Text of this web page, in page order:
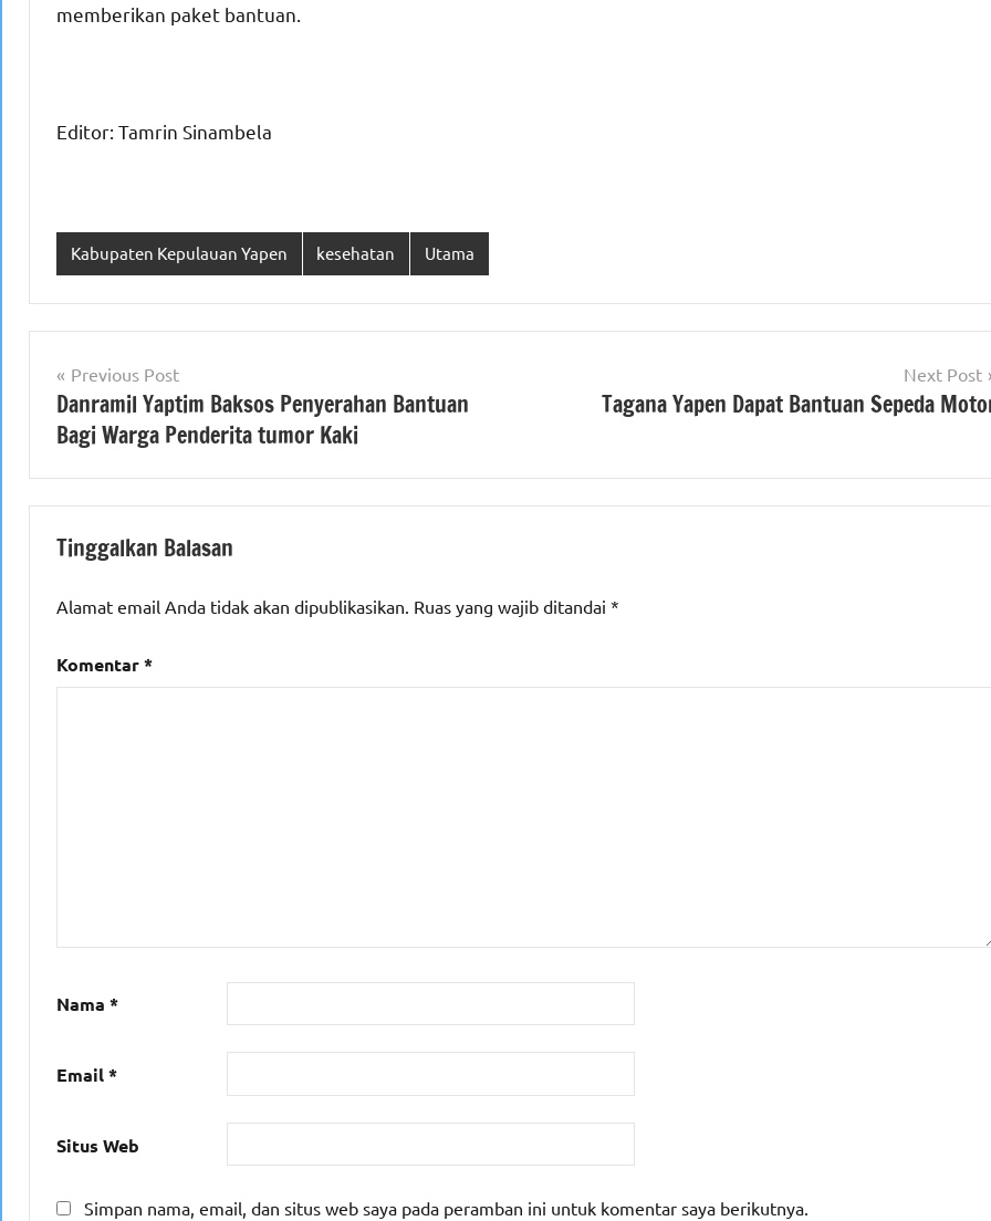
memberikan paket bantuan.
Editor: Tamrin Sinambela
Kabupaten Kepulauan Yapen kesehatan Utama
Navigasi
pos
Previous Post
Danramil Yaptim Baksos Penyerahan Bantuan
Bagi Warga Penderita tumor Kaki
Next Post
Tagana Yapen Dapat Bantuan Sepeda
Tinggalkan Balasan
Alamat email Anda tidak akan dipublikasikan. Ruas yang wajib ditandai *
Komentar*
Nama *
Email*
Situs Web
Simpan nama, email, dan situs web saya pada peramban ini untuk komentar saya berikutnya.